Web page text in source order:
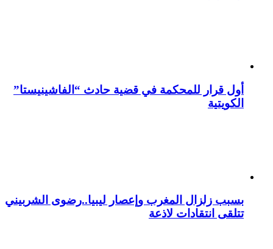
أول قرار للمحكمة في قضية حادث “الفاشينيستا”
الكويتية
بسبب زلزال المغرب وإعصار ليبيا..رضوى الشربيني
تتلقى انتقادات لاذعة